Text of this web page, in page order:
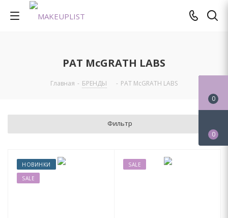
PAT McGRATH LABS
Главная - БРЕНДЫ - PAT McGRATH LABS
Фильтр
НОВИНКИ
SALE
SALE
0
0